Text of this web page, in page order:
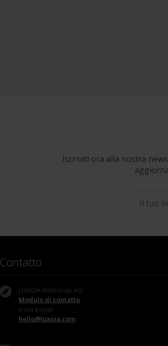
Iscriviti ora alla nostra
Contatto
LUXOIA Webshop AG
Modulo di contatto
o via e-mail
hello@luxoia.com